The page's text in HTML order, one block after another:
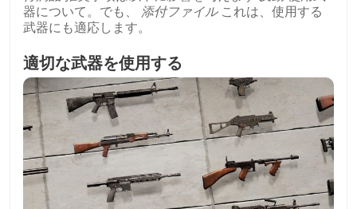
器について。でも、
添付ファイルこれは、使用する
武器にも適応します。
適切な武器を使用する